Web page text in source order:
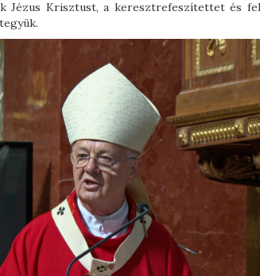
Jézus Krisztust, a keresztrefeszítettet és